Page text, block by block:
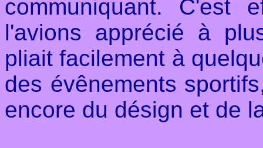
communiquant. C'est
l'avions apprécié à
pliait facilement à
des évênements
encore du désign et de